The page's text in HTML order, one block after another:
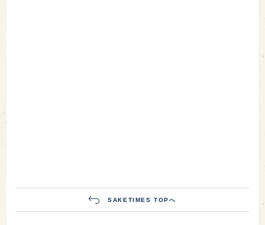
SAKETIMES TOPへ